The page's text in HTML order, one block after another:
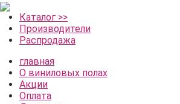
Каталог >>
Производители
Распродажа
главная
О виниловых полах
Акции
Оплата